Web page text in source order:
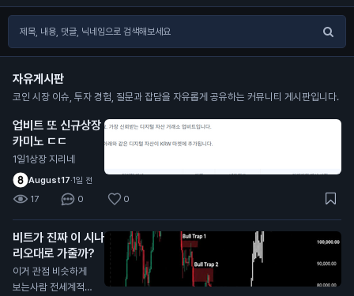
자유게시판
코인 시장 이슈, 투자 경험, 질문과 잡담을 자유롭게 공유하는 커뮤니티 게시판입니다.
업비트 또 신규상장
카미노 ㄷㄷ
1일1상장 지리네
August17·1일 전
17 0 0
비트가 진짜 이 시나
리오대로 가줄까?
이거 관점 비슷하게
보는사람 전세계적으